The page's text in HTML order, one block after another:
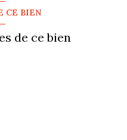
CE BIEN
de ce bien